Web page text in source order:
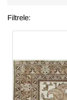
Filtrele: